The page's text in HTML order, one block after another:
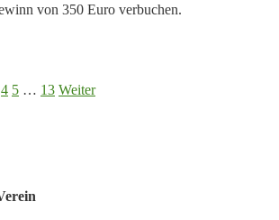
von 350 Euro verbuchen.
4 5 … 13 Weiter